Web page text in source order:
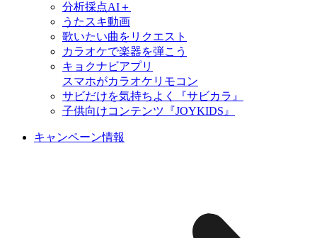
分析採点AI＋
うたスキ動画
歌いたい曲をリクエスト
カラオケで楽器を弾こう
キョクナビアプリ
スマホがカラオケリモコン
サビだけを気持ちよく『サビカラ』
子供向けコンテンツ『JOYKIDS』
キャンペーン情報